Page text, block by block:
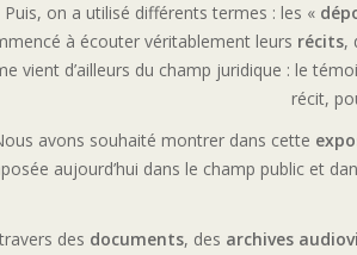
Puis, on a utilisé différents termes : les «
à écouter véritablement leurs récits,
vient d’ailleurs du champ juridique : le
récit,
avons souhaité montrer dans cette
aujourd’hui dans le champ public et
des documents, des archives